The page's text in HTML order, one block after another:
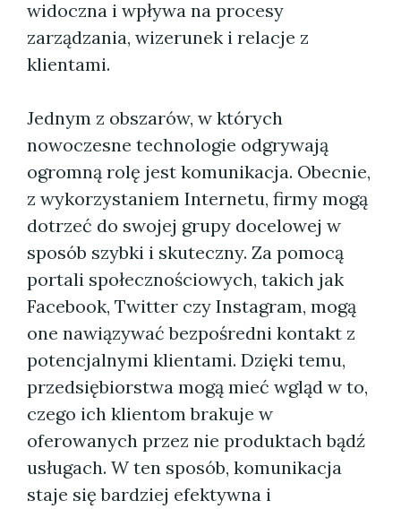
widoczna i wpływa na procesy
zarządzania, wizerunek i relacje z
klientami.
Jednym z obszarów, w których
nowoczesne technologie odgrywają
ogromną rolę jest komunikacja. Obecnie,
z wykorzystaniem Internetu, firmy mogą
dotrzeć do swojej grupy docelowej w
sposób szybki i skuteczny. Za pomocą
portali społecznościowych, takich jak
Facebook, Twitter czy Instagram, mogą
one nawiązywać bezpośredni kontakt z
potencjalnymi klientami. Dzięki temu,
przedsiębiorstwa mogą mieć wgląd w to,
czego ich klientom brakuje w
oferowanych przez nie produktach bądź
usługach. W ten sposób, komunikacja
staje się bardziej efektywna i